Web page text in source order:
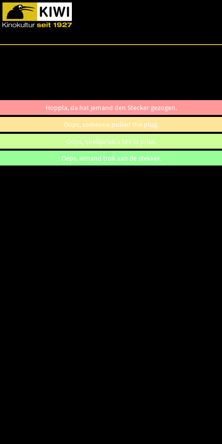
Hoppla, da hat jemand den Stecker gezogen.
Oops, someone pulled the plug.
Oups, quelqu'un a tiré la prise.
Oeps, iemand trok aan de stekker.